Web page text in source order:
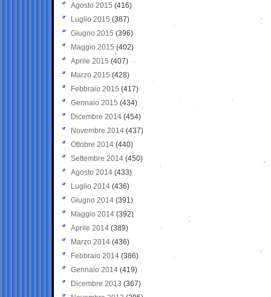
Agosto 2015 (416)
Luglio 2015 (387)
Giugno 2015 (396)
Maggio 2015 (402)
Aprile 2015 (407)
Marzo 2015 (428)
Febbraio 2015 (417)
Gennaio 2015 (434)
Dicembre 2014 (454)
Novembre 2014 (437)
Ottobre 2014 (440)
Settembre 2014 (450)
Agosto 2014 (433)
Luglio 2014 (436)
Giugno 2014 (391)
Maggio 2014 (392)
Aprile 2014 (389)
Marzo 2014 (436)
Febbraio 2014 (386)
Gennaio 2014 (419)
Dicembre 2013 (367)